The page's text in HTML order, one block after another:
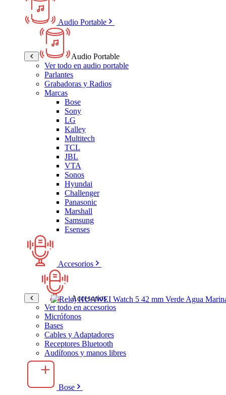
Audio Portable
Audio Portable
Ver todo en audio portable
Parlantes
Grabadoras y Radios
Marcas
Bose
Sony
LG
Kalley
Multitech
TCL
JBL
VTA
Sonos
Hyundai
Challenger
Panasonic
Marshall
Samsung
Esenses
Accesorios
Accesorios
Ver todo en accesorios
Micrófonos
Bases
Cables y Adaptadores
Receptores Bluetooth
Audífonos y manos libres
Bose